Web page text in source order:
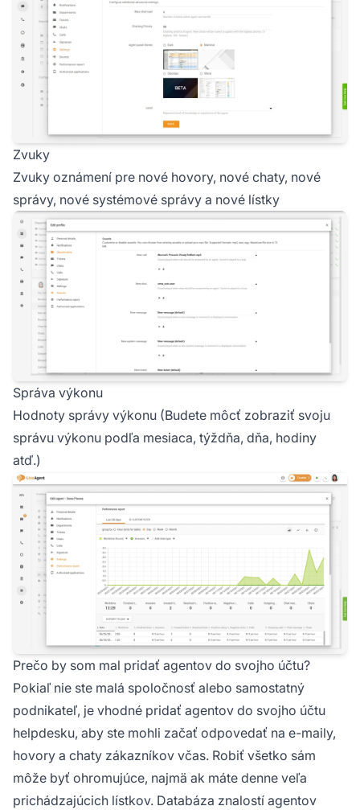
Zvuky
Zvuky oznámení pre nové hovory, nové chaty, nové
správy, nové systémové správy a nové lístky
Správa výkonu
Hodnoty správy výkonu (Budete môcť zobraziť svoju
správu výkonu podľa mesiaca, týždňa, dňa, hodiny
atď.)
Prečo by som mal pridať agentov do svojho účtu?
Pokiaľ nie ste malá spoločnosť alebo samostatný
podnikateľ, je vhodné pridať agentov do svojho účtu
helpdesku, aby ste mohli začať odpovedať na e-maily,
hovory a chaty zákazníkov včas. Robiť všetko sám
môže byť ohromujúce, najmä ak máte denne veľa
prichádzajúcich lístkov. Databáza znalostí agentov